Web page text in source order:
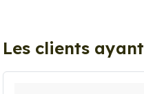
Les clients